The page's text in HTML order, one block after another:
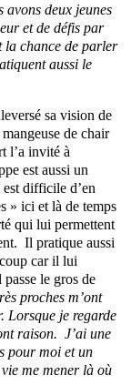
avons deux jeunes
et de défis par
la chance de parler
aussi le
sa vision de
de chair
l’a invité à
est aussi un
difficile d’en
» ici et là de temps
qui lui permettent
Il pratique aussi
car il lui
passe le gros de
proches m’ont
Lorsque je regarde
raison. J’ai une
pour moi et un
me mener là où